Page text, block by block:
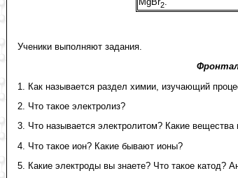
2
Ученики выполняют задания.
1. Как называется раздел химии, изучающий
2. Что такое электролиз?
3. Что называется электролитом? Какие вещества
4. Что такое ион? Какие бывают ионы?
5. Какие электроды вы знаете? Что такое катод?